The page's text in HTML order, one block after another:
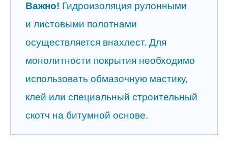
Важно! Гидроизоляция рулонными
и листовыми полотнами
осуществляется внахлест. Для
монолитности покрытия необходимо
использовать обмазочную мастику,
клей или специальный строительный
скотч на битумной основе.